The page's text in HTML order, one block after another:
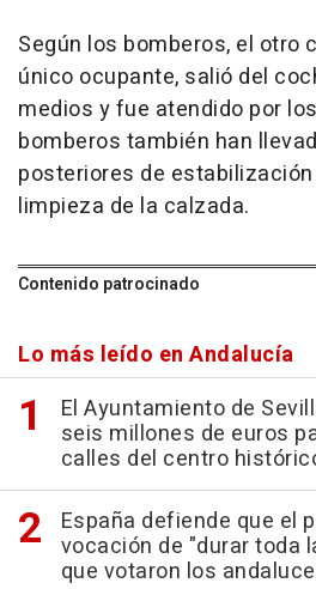
Según los bomberos, el otro
único ocupante, salió del
medios y fue atendido por
bomberos también han
posteriores de
limpieza de la calzada.
Contenido patrocinado
Lo más leído en Andalucía
El Ayuntamiento de
seis millones de euros
calles del centro
España defiende que el
vocación de "durar toda
que votaron los